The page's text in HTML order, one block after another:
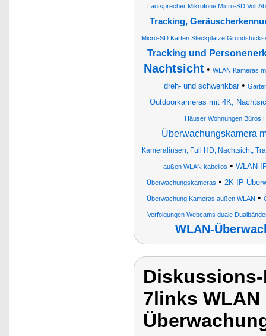
Lautsprecher Mikrofone Micro-SD Volt
Tracking,
Micro-SD Karten Steckplätze
Tracking und
Nachtsicht • WLAN Kameras
dreh- und schwenkbar•
Outdoorkameras mit 4K,
Häuser Wohnungen Büros
Überwachungskamera
Kameralinsen, Full HD, Nachtsicht,
außen WLAN kabellos • WLAN-
Überwachungskameras • 2K-IP-
Überwachung Kameras außen WLAN •
Verfolgungen Webcams duale
WLAN-
7links WLAN